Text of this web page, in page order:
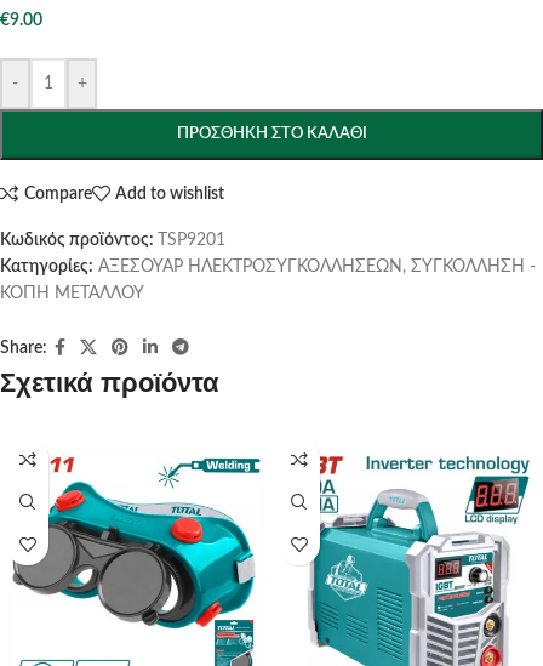
€9.00
- +
ΠΡΟΣΘΉΚΗ ΣΤΟ ΚΑΛΆΘΙ
Compare Add to wishlist
Κωδικός προϊόντος:
TSP9201
Κατηγορίες: ΑΞΕΣΟΥΑΡ ΗΛΕΚΤΡΟΣΥΓΚΟΛΛΗΣΕΩΝ , ΣΥΓΚΟΛΛΗΣΗ -
ΚΟΠΗ ΜΕΤΑΛΛΟΥ
Share:
Σχετικά προϊόντα